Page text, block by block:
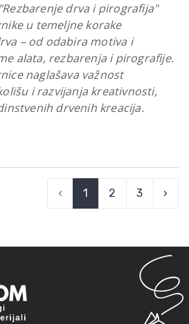
drva i pirografija"
u temeljne korake
– od odabira motiva i
alata, rezbarenja i pirografije.
naglašava važnost
i razvijanja kreativnosti,
drvenih kreacija.
‹ 1 2 3 ›